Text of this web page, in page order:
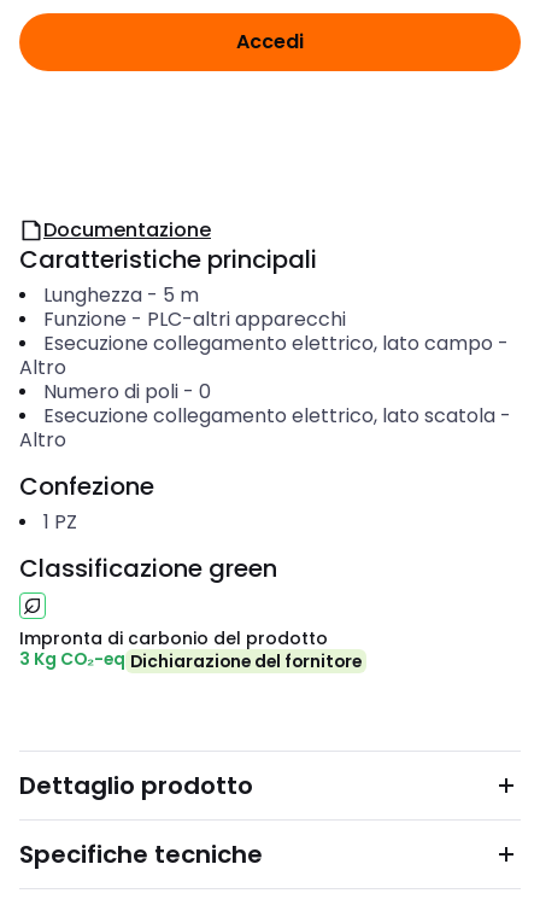
Accedi
Documentazione
Caratteristiche principali
Lunghezza- 5 m
Funzione - PLC-altri apparecchi
Esecuzione collegamento elettrico, lato campo -
Altro
Numero di poli- 0
Esecuzione collegamento elettrico, lato scatola-
Altro
Confezione
1 PZ
Classificazione green
Impronta di carbonio del prodotto
3 Kg CO₂-eq Dichiarazione del fornitore
Dettaglio prodotto
Specifiche tecniche